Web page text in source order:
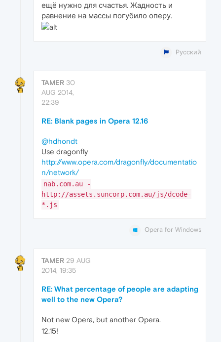
ещё нужно для счастья. Жадность и
равнение на массы погубило оперу.
Русский
TAMER 30
AUG 2014,
22:39
RE: Blank pages in Opera 12.16
@hdhondt
Use dragonfly
http://www.opera.com/dragonfly/documentatio
n/network/
nab.com.au -
http://assets.suncorp.com.au/js/dcode-
*.js
Opera for Windows
TAMER 29 AUG
2014, 19:35
RE: What percentage of people are adapting
well to the new Opera?
Not new Opera, but another Opera.
12.15!